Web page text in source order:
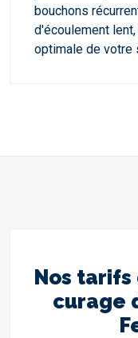
bouchons
d'écoulement
optimale de votre
Nos
curage